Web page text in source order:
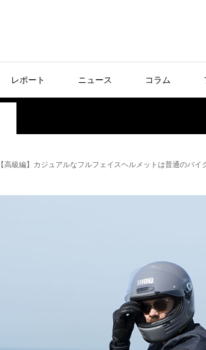
レポート ニュース コラム
【高級編】カジュアルなフルフェイスヘルメットは普通のバ